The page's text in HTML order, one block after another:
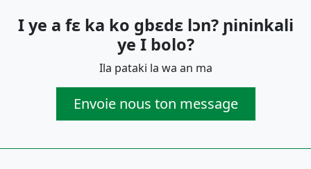
I ye a fɛ ka ko gbɛdɛ lɔn? ɲininkali
ye I bolo?
Ila pataki la wa an ma
Envoie nous ton message